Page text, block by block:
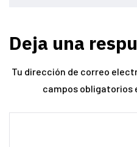
Deja una
Tu dirección de correo
campos obligatorios